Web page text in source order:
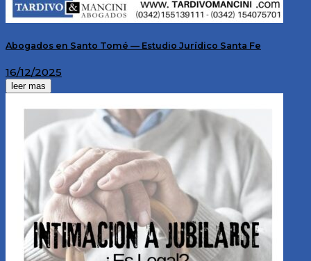
Abogados en Santo Tomé — Estudio Jurídico Santa Fe
16/12/2025
leer mas